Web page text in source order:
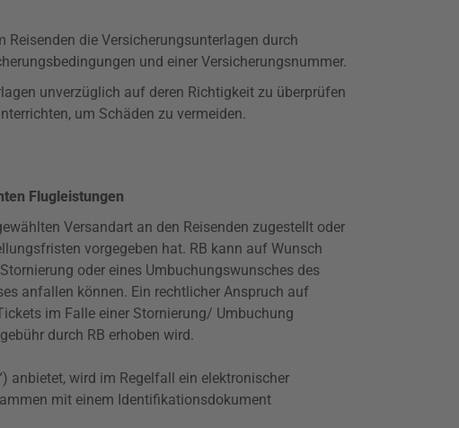
Reisenden die Versicherungsunterlagen durch
und einer Versicherungsnummer.
unverzüglich auf deren Richtigkeit zu überprüfen
um Schäden zu vermeiden.
Flugleistungen
Versandart an den Reisenden zugestellt oder
vorgegeben hat. RB kann auf Wunsch
oder eines Umbuchungswunsches des
anfallen können. Ein rechtlicher Anspruch auf
im Falle einer Stornierung/ Umbuchung
durch RB erhoben wird.
anbietet, wird im Regelfall ein elektronischer
mit einem Identifikationsdokument